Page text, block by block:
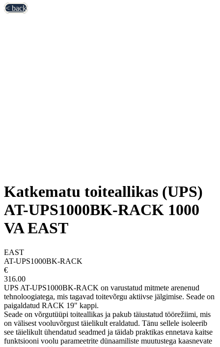
< back
Katkematu toiteallikas (UPS)
AT-UPS1000BK-RACK 1000
VA EAST
EAST
AT-UPS1000BK-RACK
€
316.00
UPS AT-UPS1000BK-RACK on varustatud mitmete arenenud
tehnoloogiatega, mis tagavad toitevõrgu aktiivse jälgimise. Seade on
paigaldatud RACK 19" kappi.
Seade on võrgutüüpi toiteallikas ja pakub täiustatud töörežiimi, mis
on välisest vooluvõrgust täielikult eraldatud. Tänu sellele isoleerib
see täielikult ühendatud seadmed ja täidab praktikas ennetava kaitse
funktsiooni voolu parameetrite dünaamiliste muutustega kaasnevate